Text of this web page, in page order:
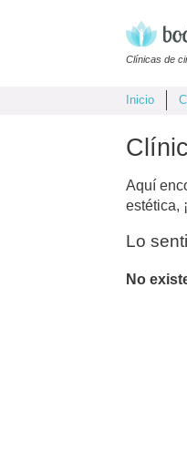
Clínicas de
Inicio
Aquí
estética,
Lo
No